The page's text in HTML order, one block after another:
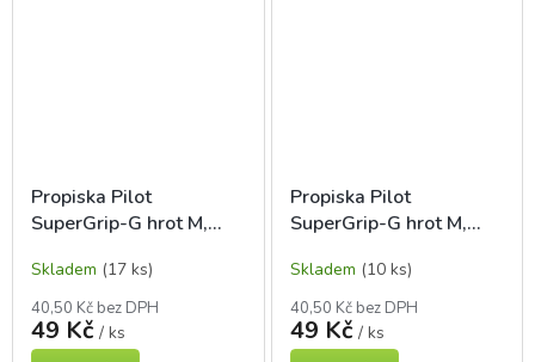
Propiska Pilot
SuperGrip-G hrot M,
Skladem (17 ks)
40,50 Kč bez DPH
49 Kč / ks
Propiska Pilot
SuperGrip-G hrot M,
Skladem (10 ks)
40,50 Kč bez DPH
49 Kč / ks